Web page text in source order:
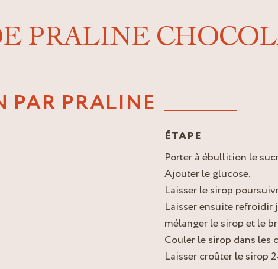
PRALINE
PAR PRALINE
ÉTAPE
Porter à ébullition le
Ajouter le glucose.
Laisser le sirop
Laisser ensuite refroidir
mélanger le sirop et le
Couler le sirop dans les
Laisser croûter le sirop